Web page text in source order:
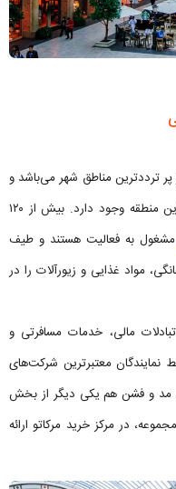
تردد‌ترین مناطق شهر می‌باشد و
دسترسی مناسبی هم از تمامی نقاط شهر به این منطقه وجود دارد. بیش از ۱۲۰
مشغول به فعالیت هستند و طیف
مواد غذایی و زیورآلات را در
مالی، خدمات مسافرتی و
معتبر‌ترین شرکت‌های
مد و فشن هم یکی دیگر از بخش
در مرکز خرید مرکاتو ارائه